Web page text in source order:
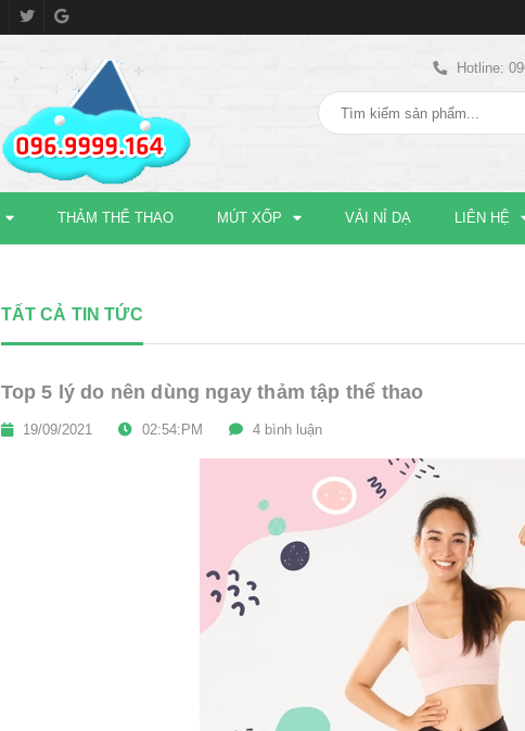
Hotline:
THẢM THỂ THAO MÚT XỐP VẢI NỈ DẠ LIÊN HỆ
TẤT CẢ TIN TỨC
Top 5 lý do nên dùng ngay thảm tập thể thao
19/09/2021 02:54:PM 4 bình luận